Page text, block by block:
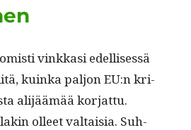
vinkkasi edel­lisessä
kuin­ka paljon EU:n kri­
ali­jäämää kor­jat­tu.
olleet val­taisia. Suh­